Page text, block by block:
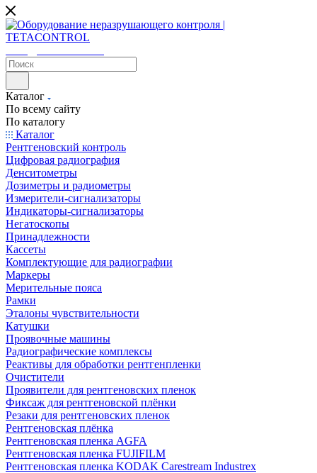
Каталог
По всему сайту
По каталогу
Каталог
Рентгеновский контроль
Цифровая радиография
Денситометры
Дозиметры и радиометры
Измерители-сигнализаторы
Индикаторы-сигнализаторы
Негатоскопы
Принадлежности
Кассеты
Комплектующие для радиографии
Маркеры
Мерительные пояса
Рамки
Эталоны чувствительности
Катушки
Проявочные машины
Радиографические комплексы
Реактивы для обработки рентгенпленки
Очистители
Проявители для рентгеновских пленок
Фиксаж для рентгеновской плёнки
Резаки для рентгеновских пленок
Рентгеновская плёнка
Рентгеновская пленка AGFA
Рентгеновская пленка FUJIFILM
Рентгеновская пленка KODAK Carestream Industrex